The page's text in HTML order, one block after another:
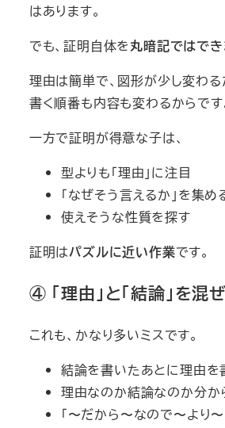
はあります。
でも、証明自体を丸暗記ではでき
理由は簡単で、図形が少し変わる
書く順番も内容も変わるからです
一方で証明が得意な子は、
型よりも「理由」に注目
「なぜそう言えるか」を集め
使えそうな性質を探す
証明はパズルに近い作業です。
④ 「理由」と「結論」を混
これも、かなり多いミスです。
結論を書いたあとに理由を
理由なのか結論なのか分か
「〜だから〜なので〜より